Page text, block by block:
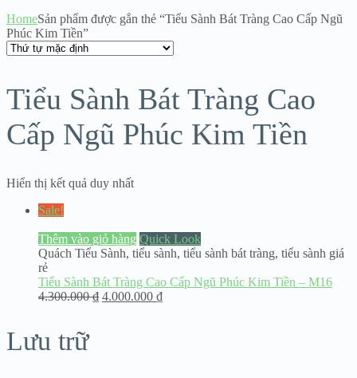
HomeSản phẩm được gắn thẻ “Tiểu Sành Bát Tràng Cao Cấp Ngũ
Phúc Kim Tiền”
Tiểu Sành Bát Tràng Cao
Cấp Ngũ Phúc Kim Tiền
Hiển thị kết quả duy nhất
Sale!
Thêm vào giỏ hàng Quick Look
Quách Tiểu Sành, tiểu sành, tiểu sành bát tràng, tiểu sành giá
rẻ
Tiểu Sành Bát Tràng Cao Cấp Ngũ Phúc Kim Tiền – M16
4.300.000₫ 4.000.000 ₫
Lưu trữ